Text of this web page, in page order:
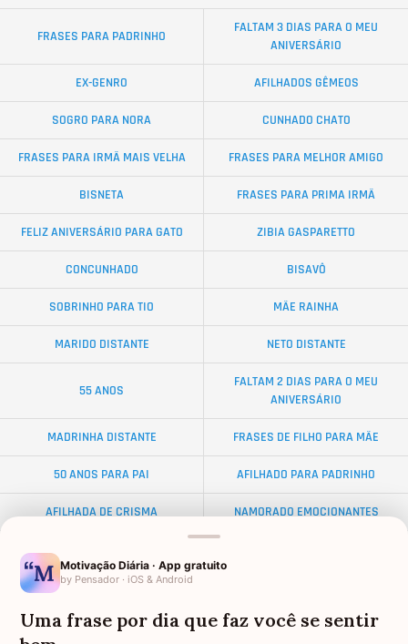
FRASES PARA PADRINHO
FALTAM 3 DIAS PARA O MEU
ANIVERSÁRIO
EX-GENRO AFILHADOS GÊMEOS
SOGRO PARA NORA CUNHADO CHATO
FRASES PARA IRMÃ MAIS VELHA FRASES PARA MELHOR AMIGO
BISNETA FRASES PARA PRIMA IRMÃ
FELIZ ANIVERSÁRIO PARA GATO ZIBIA GASPARETTO
CONCUNHADO BISAVÔ
SOBRINHO PARA TIO MÃE RAINHA
MARIDO DISTANTE NETO DISTANTE
55 ANOS
FALTAM 2 DIAS PARA O MEU
ANIVERSÁRIO
MADRINHA DISTANTE FRASES DE FILHO PARA MÃE
50 ANOS PARA PAI AFILHADO PARA PADRINHO
AFILHADA DE CRISMA NAMORADO EMOCIONANTES
EX-SOGRO
AFILHADO PARA MADRINHA PALAVRAS
Motivação Diária · App gratuito
by Pensador · iOS & Android
Uma frase por dia que faz você se sentir